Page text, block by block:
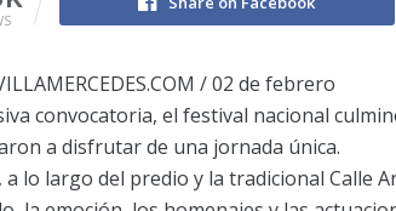
/ 02 de febrero
convocatoria, el festival nacional
a disfrutar de una jornada única.
a lo largo del predio y la tradicional Calle